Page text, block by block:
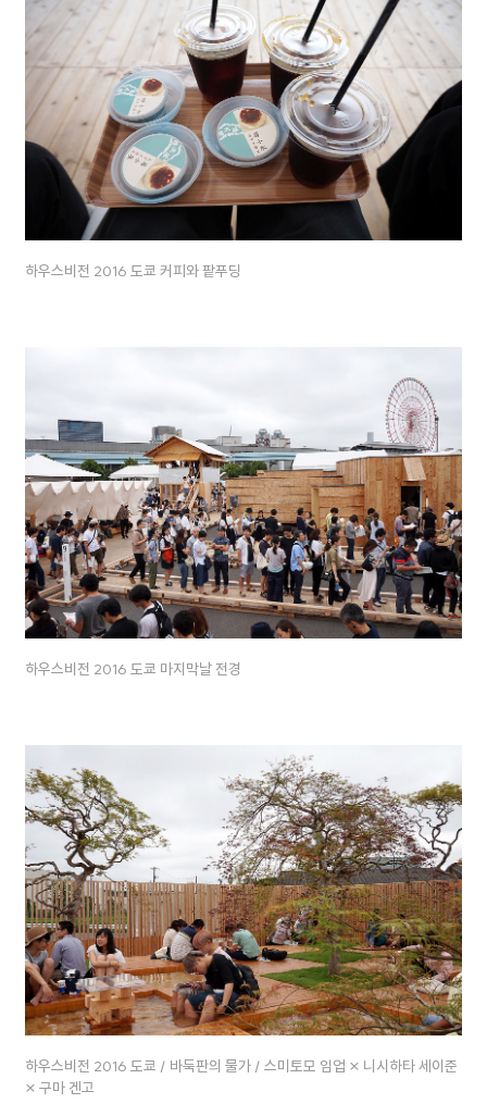
하우스비전 2016 도쿄 커피와 팥푸딩
하우스비전 2016 도쿄 마지막날 전경
하우스비전 2016 도쿄 / 바둑판의 물가 / 스미토모 임업 × 니시하타 세이준
× 구마 겐고